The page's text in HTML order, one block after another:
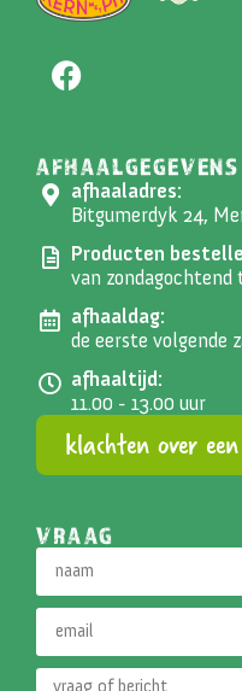
AFHAALGEGEVENS
afhaaladres:
Bitgumerdyk 24,
Producten
van zondagochtend
afhaaldag:
de eerste volgende
afhaaltijd:
11.00 - 13.00 uur
klachten over
VRAAG